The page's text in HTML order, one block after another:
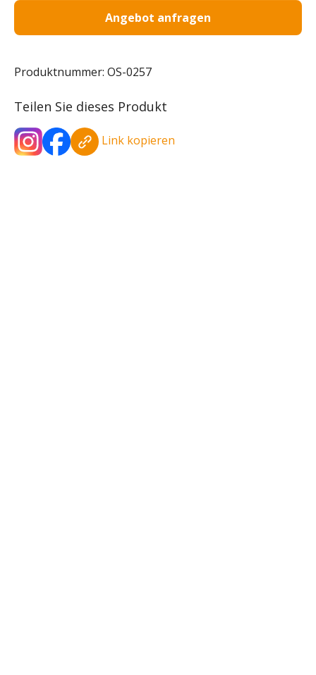
Angebot anfragen
Produktnummer: OS-0257
Teilen Sie dieses Produkt
Link kopieren